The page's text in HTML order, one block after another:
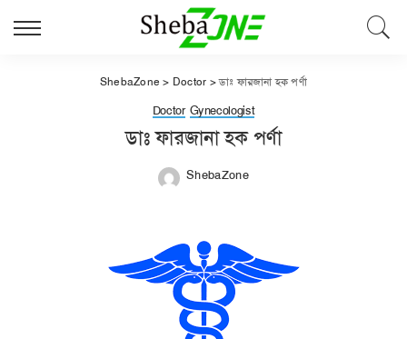
ShebaZone > Doctor >ডাঃ ফারজানা হক পর্ণা
Doctor Gynecologist
ডাঃ ফারজানা হক পর্ণা
ShebaZone